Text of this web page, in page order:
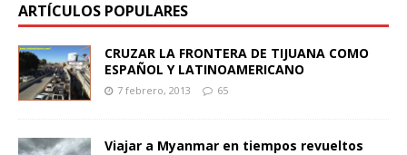
ARTÍCULOS POPULARES
CRUZAR LA FRONTERA DE TIJUANA COMO
ESPAÑOL Y LATINOAMERICANO
7 febrero, 2013 65
Viajar a Myanmar en tiempos revueltos